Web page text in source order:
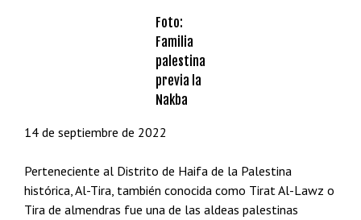
Foto:
Familia
palestina
previa la
Nakba
14 de septiembre de 2022
Perteneciente al Distrito de Haifa de la Palestina
histórica, Al-Tira, también conocida como Tirat Al-Lawz o
Tira de almendras fue una de las aldeas palestinas